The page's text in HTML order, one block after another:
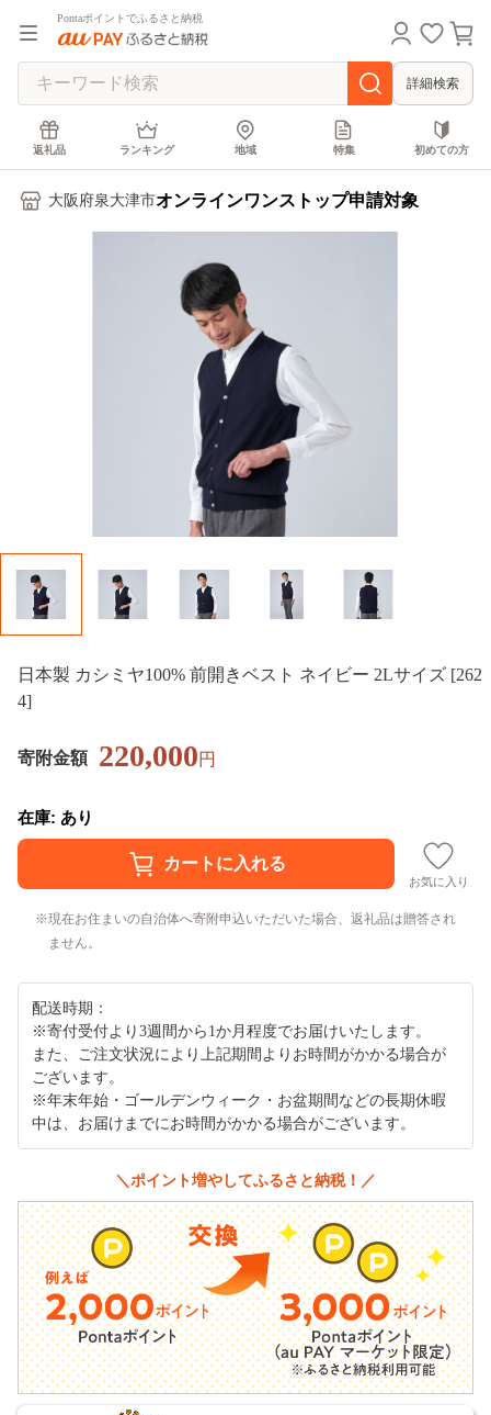
Pontaポイントでふるさと納税
詳細検索
返礼品 ランキング 地域 特集 初めての方
大阪府泉大津市オンラインワンストップ申請対象
日本製 カシミヤ100% 前開きベスト ネイビー 2Lサイズ [262
4]
寄附金額 220,000円
在庫: あり
お気に入り
現在お住まいの自治体へ寄附申込いただいた場合、返礼品は贈答され
ません。
配送時期：
※寄付受付より3週間から1か月程度でお届けいたします。
また、ご注文状況により上記期間よりお時間がかかる場合が
ございます。
※年末年始・ゴールデンウィーク・お盆期間などの長期休暇
中は、お届けまでにお時間がかかる場合がございます。
＼ポイント増やしてふるさと納税！／